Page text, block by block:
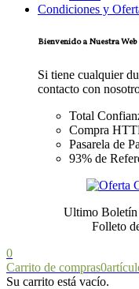
Condiciones y
Bienvenido a Nuestra Web
Si tiene cualquier
contacto con
Total
Compra
Pasarela de
93% de
Ultimo Boletín
Folleto
0
Carrito de compras0
Su carrito está vacío.